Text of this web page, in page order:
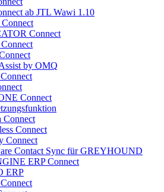
ab JTL Wawi 1.10
Connect
by OMQ
Connect
Connect
Connect
Connect
Contact Sync für GREYHOUND
ERP Connect
ERP